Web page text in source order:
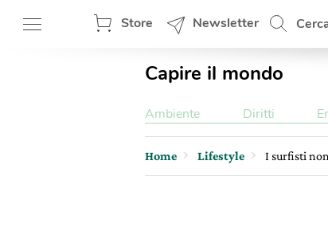
Store Newsletter
Capire il mondo
Ambiente Diritti
Home Lifestyle I surfisti